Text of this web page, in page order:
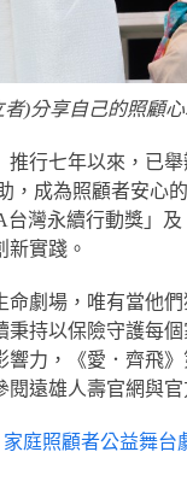
)分享自己的照顧
行七年以來，已
，成為照顧者安心
台灣永續行動獎」
新實踐。
劇場，唯有當他
持以保險守護每
力，《愛．齊飛
遠雄人壽官網與官
庭照顧者公益舞台